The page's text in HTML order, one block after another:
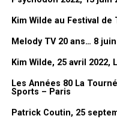
Lien
Site officiel de Yoann
SUJETS ABORDÉS :
comme ça, c’est qu’ils
compliqué à comprendre
j’avais fait le décor pour le
on avait fait des grands
grand en fait à l’époque.
C’est un bon souvenir du
Kim Wilde au Festival de
Melody TV 20 ans… 8
Kim Wilde, 25 avril 2022,
Les Années 80 La
Sports – Paris
Patrick Coutin, 25